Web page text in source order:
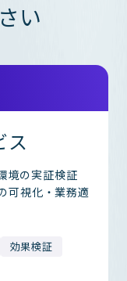
い
ス
境の実証検証
可視化・業務適
効果検証